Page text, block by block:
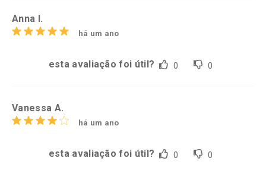
Anna l.
há um ano
esta avaliação foi útil? 0 0
Vanessa A.
há um ano
esta avaliação foi útil? 0 0